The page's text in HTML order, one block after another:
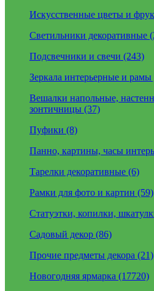
Искусственные цветы и
Светильники декоративные
Подсвечники и свечи (243)
Зеркала интерьерные и рамы
Вешалки напольные,
зонтичницы (37)
Пуфики (8)
Панно, картины, часы
Тарелки декоративные (6)
Рамки для фото и картин (59)
Статуэтки, копилки,
Садовый декор (86)
Прочие предметы декора (21)
Новогодняя ярмарка (17720)